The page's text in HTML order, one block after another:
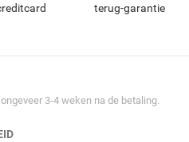
terug-garantie
3-4 weken na de betaling.